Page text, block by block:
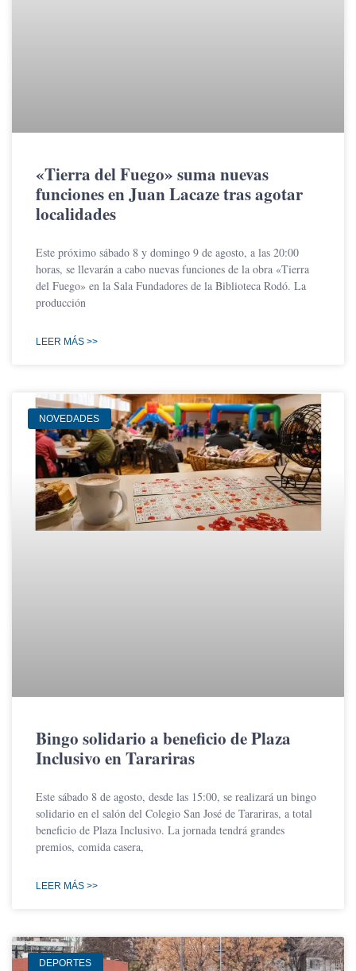
«Tierra del Fuego» suma nuevas
funciones en Juan Lacaze tras agotar
localidades
Este próximo sábado 8 y domingo 9 de agosto, a las 20:00
horas, se llevarán a cabo nuevas funciones de la obra «Tierra
del Fuego» en la Sala Fundadores de la Biblioteca Rodó. La
producción
LEER MÁS >>
NOVEDADES
Bingo solidario a beneficio de Plaza
Inclusivo en Tarariras
Este sábado 8 de agosto, desde las 15:00, se realizará un bingo
solidario en el salón del Colegio San José de Tarariras, a total
beneficio de Plaza Inclusivo. La jornada tendrá grandes
premios, comida casera,
LEER MÁS >>
DEPORTES